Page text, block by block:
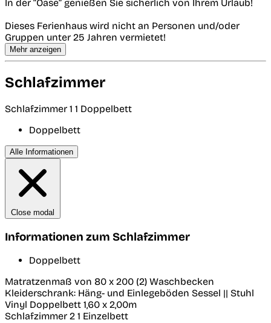
In der “Oase” genießen Sie sicherlich von Ihrem Urlaub!
Dieses Ferienhaus wird nicht an Personen und/oder
Gruppen unter 25 Jahren vermietet!
Mehr anzeigen
Schlafzimmer
Schlafzimmer 1 1 Doppelbett
Doppelbett
Alle Informationen
Close modal
Informationen zum Schlafzimmer
Doppelbett
Matratzenmaß von 80 x 200 (2) Waschbecken
Kleiderschrank: Häng- und Einlegeböden Sessel || Stuhl
Vinyl Doppelbett 1,60 x 2,00m
Schlafzimmer 2 1 Einzelbett